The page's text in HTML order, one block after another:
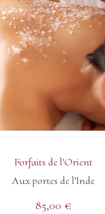
Forfaits de l'Orient
Aux portes de l’Inde
85,00 €